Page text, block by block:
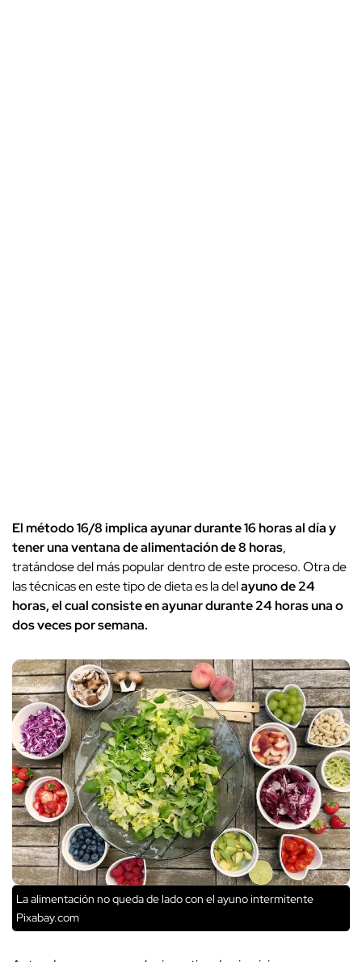
El método 16/8 implica ayunar durante 16 horas al día y
tener una ventana de alimentación de 8 horas,
tratándose del más popular dentro de este proceso. Otra de
las técnicas en este tipo de dieta es la delayuno de 24
horas, el cual consiste en ayunar durante 24 horas una o
dos veces por semana.
La alimentación no queda de lado con el ayuno intermitente
Pixabay.com